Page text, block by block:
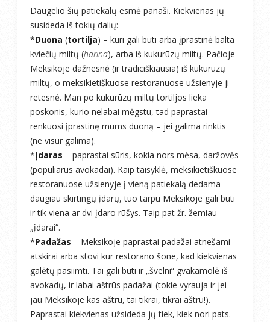
Daugelio šių patiekalų esmė panaši. Kiekvienas jų
susideda iš tokių dalių:
*Duona (tortilja) – kuri gali būti arba įprastinė balta
kviečių miltų (harina), arba iš kukurūzų miltų. Pačioje
Meksikoje dažnesnė (ir tradiciškiausia) iš kukurūzų
miltų, o meksikietiškuose restoranuose užsienyje ji
retesnė. Man po kukurūzų miltų tortiljos lieka
poskonis, kurio nelabai mėgstu, tad paprastai
renkuosi įprastinę mums duoną – jei galima rinktis
(ne visur galima).
*Įdaras – paprastai sūris, kokia nors mėsa, daržovės
(populiarūs avokadai). Kaip taisyklė, meksikietiškuose
restoranuose užsienyje į vieną patiekalą dedama
daugiau skirtingų įdarų, tuo tarpu Meksikoje gali būti
ir tik viena ar dvi įdaro rūšys. Taip pat žr. žemiau
„įdarai“.
*Padažas – Meksikoje paprastai padažai atnešami
atskirai arba stovi kur restorano šone, kad kiekvienas
galėtų pasiimti. Tai gali būti ir „švelni“ gvakamolė iš
avokadų, ir labai aštrūs padažai (tokie vyrauja ir jei
jau Meksikoje kas aštru, tai tikrai, tikrai aštru!).
Paprastai kiekvienas užsideda jų tiek, kiek nori pats.